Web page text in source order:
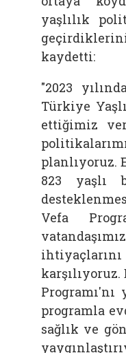
yaşlılık
kaydetti:
"2023
Türkiye
ettiğimiz
planlıyoruz.
823 yaşlı
Vefa
programla
sağlık ve